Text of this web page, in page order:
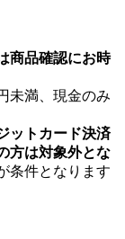
商品確認にお時
未満、現金のみ
ットカード決済
方は対象外とな
条件となります